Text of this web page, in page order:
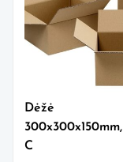
Dėžė
300x300x150mm,
C